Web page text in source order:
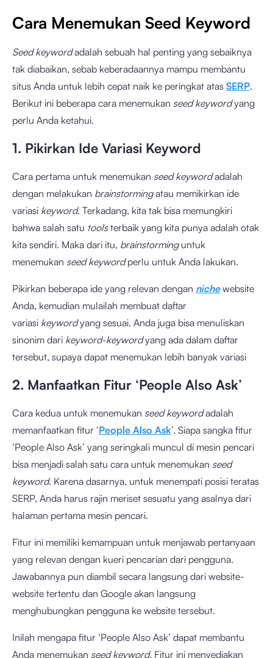
Cara Menemukan Seed Keyword
Seed keywordadalah sebuah hal penting yang sebaiknya
tak diabaikan, sebab keberadaannya mampu membantu
situs Anda untuk lebih cepat naik ke peringkat atas SERP.
Berikut ini beberapa cara menemukan seed keywordyang
perlu Anda ketahui.
1. Pikirkan Ide Variasi Keyword
Cara pertama untuk menemukan seed keywordadalah
dengan melakukan brainstormingatau memikirkan ide
variasi keyword. Terkadang, kita tak bisa memungkiri
bahwa salah satu toolsterbaik yang kita punya adalah otak
kita sendiri. Maka dari itu, brainstorminguntuk
menemukan seed keywordperlu untuk Anda lakukan.
Pikirkan beberapa ide yang relevan dengan nichewebsite
Anda, kemudian mulailah membuat daftar
variasi keywordyang sesuai. Anda juga bisa menuliskan
sinonim dari keyword-keywordyang ada dalam daftar
tersebut, supaya dapat menemukan lebih banyak variasi
2. Manfaatkan Fitur ‘People Also Ask’
Cara kedua untuk menemukan seed keywordadalah
memanfaatkan fitur ‘People Also Ask’. Siapa sangka fitur
‘People Also Ask’ yang seringkali muncul di mesin pencari
bisa menjadi salah satu cara untuk menemukan seed
keyword. Karena dasarnya, untuk menempati posisi teratas
SERP, Anda harus rajin meriset sesuatu yang asalnya dari
halaman pertama mesin pencari.
Fitur ini memiliki kemampuan untuk menjawab pertanyaan
yang relevan dengan kueri pencarian dari pengguna.
Jawabannya pun diambil secara langsung dari website-
website tertentu dan Google akan langsung
menghubungkan pengguna ke website tersebut.
Inilah mengapa fitur ‘People Also Ask’ dapat membantu
Anda menemukan seed keyword. Fitur ini menyediakan